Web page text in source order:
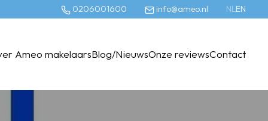
0206001600 info@ameo.nl NLEN
Ameo makelaarsBlog/NieuwsOnze reviewsContact